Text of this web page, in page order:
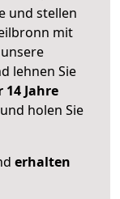
und stellen
mit
lehnen Sie
Jahre
holen Sie
erhalten